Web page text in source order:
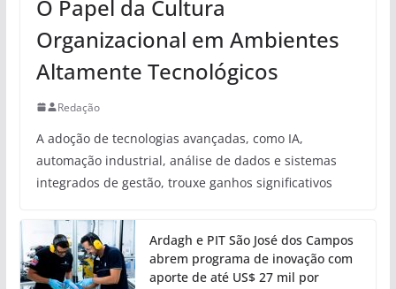
O Papel da Cultura
Organizacional em Ambientes
Altamente Tecnológicos
Redação
A adoção de tecnologias avançadas, como IA,
automação industrial, análise de dados e sistemas
integrados de gestão, trouxe ganhos significativos
Ardagh e PIT São José dos Campos
abrem programa de inovação com
aporte de até US$ 27 mil por